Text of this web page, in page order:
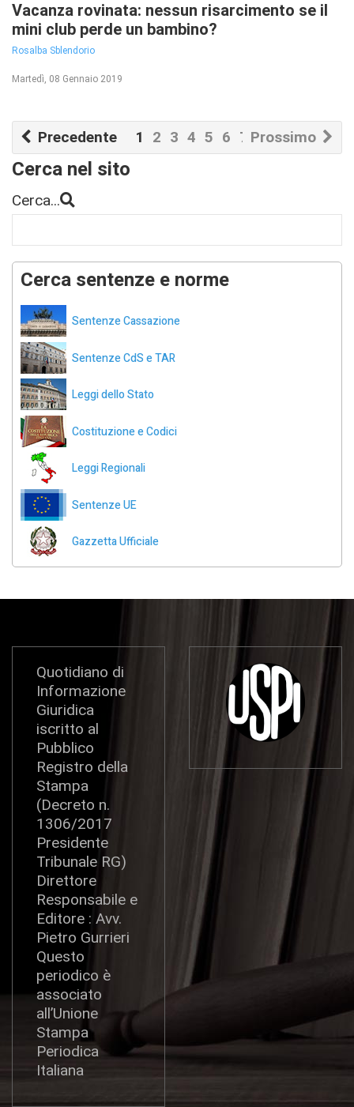
Vacanza rovinata: nessun risarcimento se il
mini club perde un bambino?
Rosalba Sblendorio
Martedì, 08 Gennaio 2019
Precedente Prossimo
1 2 3 4 5 6 7
Cerca nel sito
Cerca...
Cerca sentenze e norme
Sentenze Cassazione
Sentenze CdS e TAR
Leggi dello Stato
Costituzione e Codici
Leggi Regionali
Sentenze UE
Gazzetta Ufficiale
Quotidiano di
Informazione
Giuridica
iscritto al
Pubblico
Registro della
Stampa
(Decreto n.
1306/2017
Presidente
Tribunale RG)
Direttore
Responsabile e
Editore : Avv.
Pietro Gurrieri
Questo
periodico è
associato
all’Unione
Stampa
Periodica
Italiana